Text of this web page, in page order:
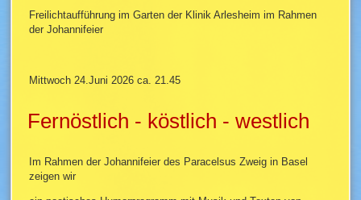
Freilichtaufführung im Garten der Klinik Arlesheim im Rahmen
der Johannifeier
Mittwoch 24.Juni 2026 ca. 21.45
Fernöstlich - köstlich - westlich
Im Rahmen der Johannifeier des Paracelsus Zweig in Basel
zeigen wir